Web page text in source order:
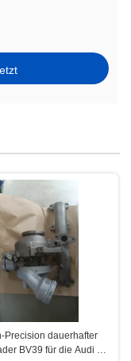
Precision dauerhafter
BV39 für die Audi A3